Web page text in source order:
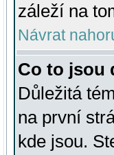
záleží na
Návrat
Co to jsou
Důležitá
na první
kde jsou.